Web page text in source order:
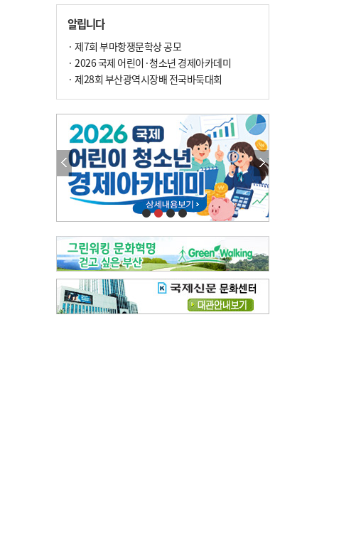
알립니다
· 제7회 부마항쟁문학상 공모
· 2026 국제 어린이·청소년 경제아카데미
· 제28회 부산광역시장배 전국바둑대회